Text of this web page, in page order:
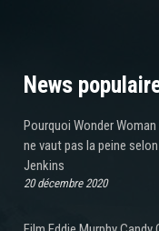
News
Pourquoi Wonder
ne vaut pas la peine
Jenkins
20 décembre 2020